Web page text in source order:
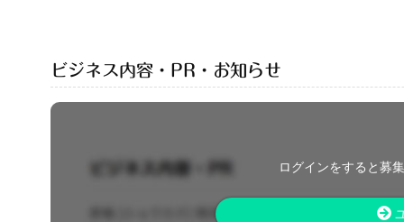
ビジネス内容・PR・お知らせ
ログインをすると募